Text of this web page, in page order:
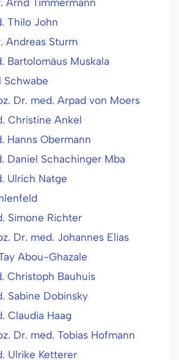
Arnd Timmermann
Thilo John
Andreas Sturm
Bartolomäus Muskala
Schwabe
Dr. med. Arpad von Moers
Christine Ankel
Hanns Obermann
Daniel Schachinger Mba
Ulrich Natge
Simone Richter
Dr. med. Johannes Elias
Abou-Ghazale
Christoph Bauhuis
Sabine Dobinsky
Claudia Haag
Dr. med. Tobias Hofmann
Ulrike Ketterer